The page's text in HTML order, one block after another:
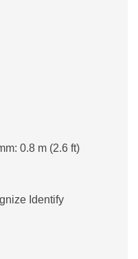
0.8 m (2.6 ft)
Identify